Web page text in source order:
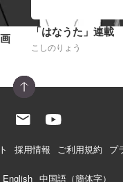
「はなうた」連載
こしのりょう
採用情報 ご利用規約 プ
English 中国語（簡体字）